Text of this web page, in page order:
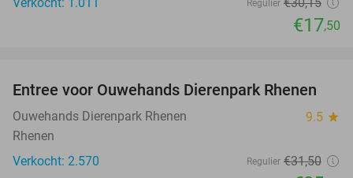
Regulier
€17,50
19%
Entree voor Ouwehands Dierenpark Rhenen
Ouwehands Dierenpark Rhenen 9.5 star
Rhenen
Verkocht: 2.570
Regulier €31,50